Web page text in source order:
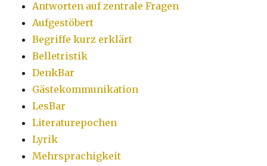
Antworten auf zentrale Fragen
Aufgestöbert
Begriffe kurz erklärt
Belletristik
DenkBar
Gästekommunikation
LesBar
Literaturepochen
Lyrik
Mehrsprachigkeit